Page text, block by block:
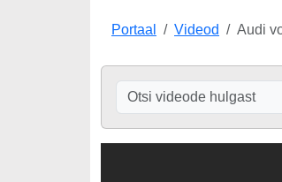
Portaal Videod Audi